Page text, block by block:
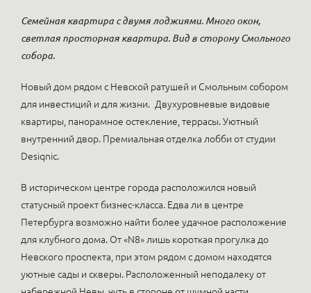
Семейная квартира с двумя лоджиями. Много окон,
светлая просторная квартира. Вид в сторону Смольного
собора.
Новый дом рядом с Невской ратушей и Смольным собором
для инвестиций и для жизни. Двухуровневые видовые
квартиры, панорамное остекление, террасы. Уютный
внутренний двор. Премиальная отделка лобби от студии
Desiqnic.
В историческом центре города расположился новый
статусный проект бизнес-класса. Едва ли в центре
Петербурга возможно найти более удачное расположение
для клубного дома. От «N8» лишь короткая прогулка до
Невского проспекта, при этом рядом с домом находятся
уютные сады и скверы. Расположенный неподалеку от